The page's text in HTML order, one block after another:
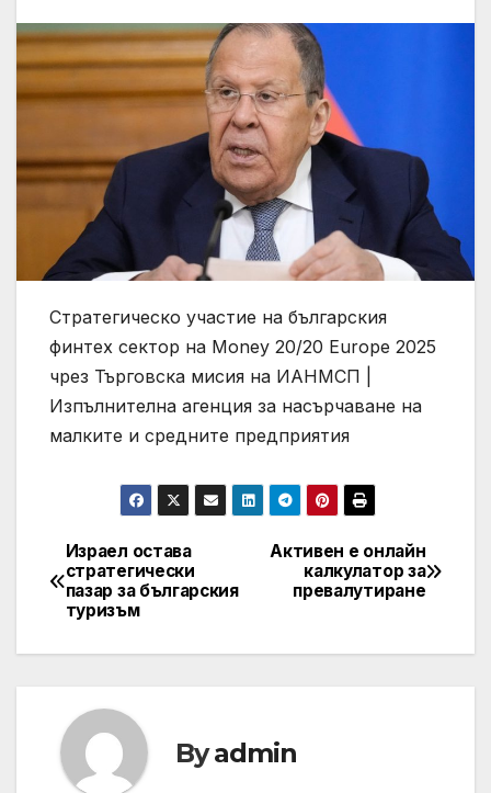
Стратегическо участие на българския
финтех сектор на Money 20/20 Europe 2025
чрез Търговска мисия на ИАНМСП |
Изпълнителна агенция за насърчаване на
малките и средните предприятия
Post
navigation
Активен е онлайн
калкулатор за
превалутиране
Израел остава
стратегически
пазар за българския
туризъм
Byadmin